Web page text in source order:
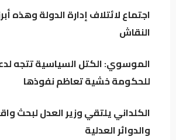
المؤسسات والدوائر العدلية
اجتماع لائتلاف إدارة الدولة وهذه
النقاش
الموسوي: الكتل السياسية تتجه
للحكومة خشية تعاظم نفوذها
الكلداني يلتقي وزير العدل لبحث
والدوائر العدلية